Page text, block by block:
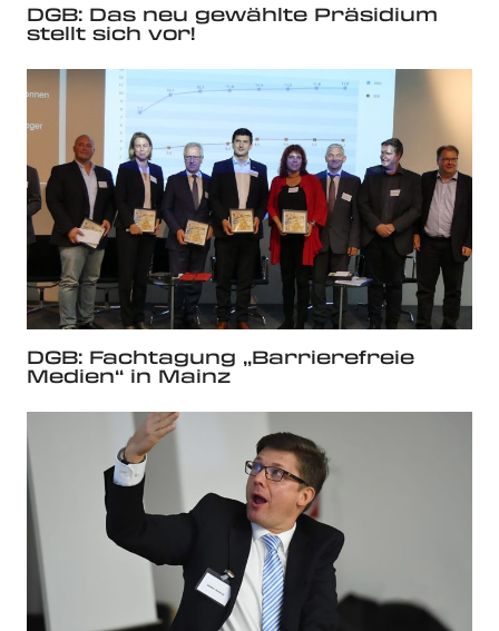
DGB: Das neu gewählte Präsidium
stellt sich vor!
DGB: Fachtagung „Barrierefreie
Medien“ in Mainz